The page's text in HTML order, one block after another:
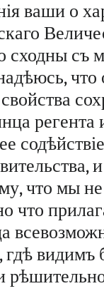
ваши о
сходны съ
что
регента
что мы
что
гдѣ видимъ